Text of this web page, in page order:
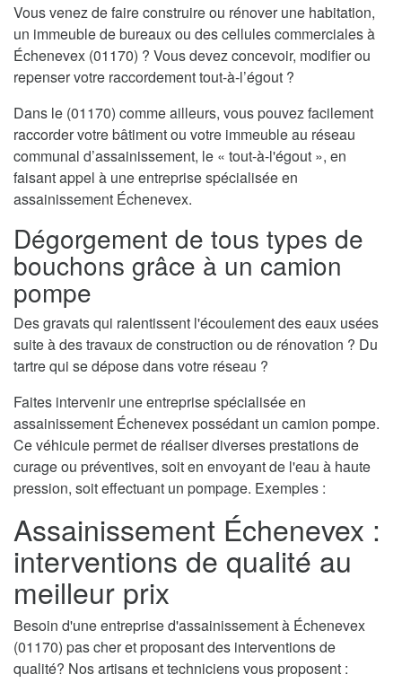
Vous venez de faire construire ou rénover une habitation,
un immeuble de bureaux ou des cellules commerciales à
Échenevex (01170) ? Vous devez concevoir, modifier ou
repenser votre raccordement tout-à-l’égout ?
Dans le (01170) comme ailleurs, vous pouvez facilement
raccorder votre bâtiment ou votre immeuble au réseau
communal d’assainissement, le « tout-à-l'égout », en
faisant appel à une entreprise spécialisée en
assainissement Échenevex.
Dégorgement de tous types de
bouchons grâce à un camion
pompe
Des gravats qui ralentissent l'écoulement des eaux usées
suite à des travaux de construction ou de rénovation ? Du
tartre qui se dépose dans votre réseau ?
Faites intervenir une entreprise spécialisée en
assainissement Échenevex possédant un camion pompe.
Ce véhicule permet de réaliser diverses prestations de
curage ou préventives, soit en envoyant de l'eau à haute
pression, soit effectuant un pompage. Exemples :
Assainissement Échenevex :
interventions de qualité au
meilleur prix
Besoin d'une entreprise d'assainissement à Échenevex
(01170) pas cher et proposant des interventions de
qualité? Nos artisans et techniciens vous proposent :